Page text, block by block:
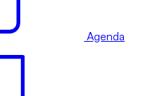
Agenda